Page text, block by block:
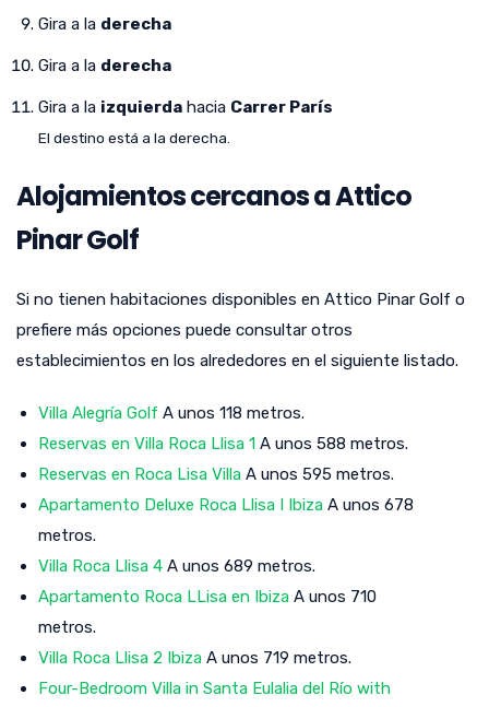
Gira a la derecha
Gira a la derecha
Gira a la izquierda hacia Carrer París
El destino está a la derecha.
Alojamientos cercanos a Attico
Pinar Golf
Si no tienen habitaciones disponibles en Attico Pinar Golf o
prefiere más opciones puede consultar otros
establecimientos en los alrededores en el siguiente listado.
Villa Alegría Golf A unos 118 metros.
Reservas en Villa Roca Llisa 1 A unos 588 metros.
Reservas en Roca Lisa Villa A unos 595 metros.
Apartamento Deluxe Roca Llisa I Ibiza A unos 678
metros.
Villa Roca Llisa 4 A unos 689 metros.
Apartamento Roca LLisa en Ibiza A unos 710
metros.
Villa Roca Llisa 2 Ibiza A unos 719 metros.
Four-Bedroom Villa in Santa Eulalia del Río with